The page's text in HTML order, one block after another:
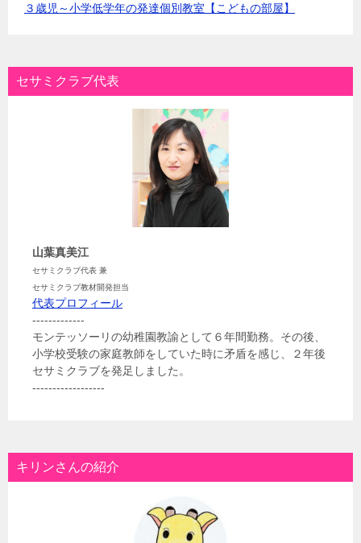
３歳児～小学低学年の発達個別教室【こどもの部屋】
セサミクラブ代表
山葉真美江
セサミクラブ代表 兼
セサミクラブ教材開発担当
代表プロフィール
-------------
モンテッソーリの幼稚園教諭として６年間勤務。その後、
小学校受験の家庭教師をしていた時に矛盾を感じ、２年後
セサミクラブを発足しました。
------------------
キリンさんの紹介